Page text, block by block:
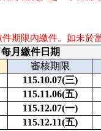
期限內繳件。如未於
每月繳件日期
審核期限
115.10.07(三)
115.11.06(五)
115.12.07(一)
115.12.11(五)